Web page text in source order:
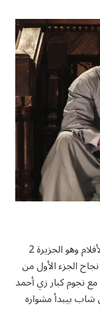
في سنة 2014، شارك مالك في أحد أهم الأفلام وهو الجزيرة 2
الجزء الأول من
نجوم كبار زي أحمد
بيبدأ مشواره